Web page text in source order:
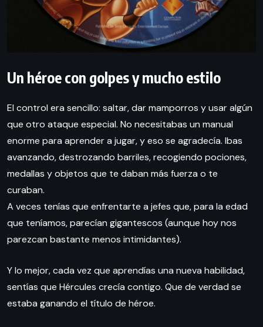
Un héroe con golpes y mucho estilo
El control era sencillo: saltar, dar mamporros y usar algún
que otro ataque especial. No necesitabas un manual
enorme para aprender a jugar, y eso se agradecía. Ibas
avanzando, destrozando barriles, recogiendo pociones,
medallas y objetos que te daban más fuerza o te
curaban.
A veces tenías que enfrentarte a jefes que, para la edad
que teníamos, parecían gigantescos (aunque hoy nos
parezcan bastante menos intimidantes).
Y lo mejor, cada vez que aprendías una nueva habilidad,
sentías que Hércules crecía contigo. Que de verdad se
estaba ganando el título de héroe.